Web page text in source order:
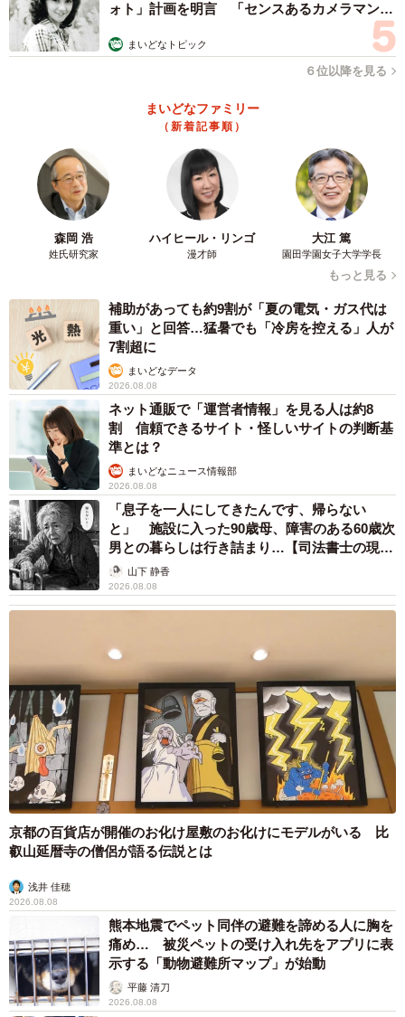
ォト」計画を明言 「センスあるカメラマン求
まいどなトピック
６位以降を見る
まいどなファミリー
（新着記事順）
森岡 浩
姓氏研究家
ハイヒール・リンゴ
漫才師
大江 篤
園田学園女子大学学長
もっと見る
補助があっても約9割が「夏の電気・ガス代は
重い」と回答…猛暑でも「冷房を控える」人が
7割超に
まいどなデータ
2026.08.08
ネット通販で「運営者情報」を見る人は約8
割 信頼できるサイト・怪しいサイトの判断基
準とは？
まいどなニュース情報部
2026.08.08
「息子を一人にしてきたんです、帰らない
と」 施設に入った90歳母、障害のある60歳次
男との暮らしは行き詰まり…【司法書士の現場
から】山下 静香
2026.08.08
京都の百貨店が開催のお化け屋敷のお化けにモデルがいる 比
叡山延暦寺の僧侶が語る伝説とは
浅井 佳穂
2026.08.08
熊本地震でペット同伴の避難を諦める人に胸を
痛め… 被災ペットの受け入れ先をアプリに表
示する「動物避難所マップ」が始動
平藤 清刀
2026.08.08